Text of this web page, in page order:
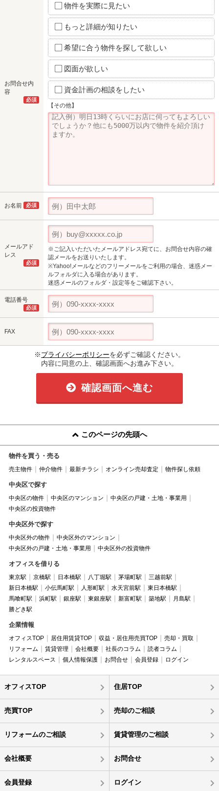
お問合せ内
容
必須
物件を実際に見たい
もっと詳細が知りたい
希望に合う物件を探して欲しい
図面が欲しい
資金計画の相談をしたい
【その他】
お名前 必須
メールアド
レス
必須
※ご記入いただいたメールアドレス宛てに、お問合せ内容の確
認メールをお送りいたします。
※Yahoo!メールなどのフリーメールをご利用の場合、迷惑メー
ルフォルダに入る場合があります。
迷惑メールのフォルダ・設定等をご確認下さい。
電話番号
必須
FAX
※プライバシーポリシーを必ずご確認ください。
内容に同意の上、確認画面へお進み下さい。
確認画面へ進む
このページの先頭へ
物件を買う・売る
売主物件 仲介物件 最新チラシ オンライン売却査定 物件探し依頼
中央区で探す
中央区の物件 中央区のマンション
中央区の戸建・土地・事業用
中央区の投資物件
中央区外で探す
中央区外の物件
中央区外のマンション
中央区外の戸建・土地・事業用
中央区外の投資物件
オフィスを借りる
東京駅 京橋駅 日本橋駅 八丁堀駅 茅場町駅
三越前駅
新日本橋駅
小伝馬町駅 人形町駅 水天宮前駅
東日本橋駅
馬喰町駅
浜町駅 銀座駅 東銀座駅 新富町駅 築地駅
月島駅
勝どき駅
企業情報
オフィスTOP 居住用賃貸TOP 収益・居住用売買TOP
売却・買取
リフォーム
賃貸管理 会社概要 社長のコラム
読者コラム
レンタルスペース
個人情報保護 お問合せ 会員登録 ログイン
オフィスTOP 住居TOP
売買TOP 売却のご相談
リフォームのご相談 賃貸管理のご相談
会社概要 お問合せ
会員登録 ログイン